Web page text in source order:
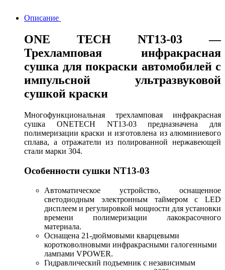
Описание
ONE TECH NT13-03 —
Трехламповая инфракрасная
сушка для покраски автомобилей с
импульсной ультразвуковой
сушкой краски
Многофункциональная трехламповая инфракрасная
сушка ONETECH NT13-03 предназначена для
полимеризации краски и изготовлена из алюминиевого
сплава, а отражатели из полированной нержавеющей
стали марки 304.
Особенности сушки NT13-03
Автоматическое устройство, оснащенное
светодиодным электронным таймером с LED
дисплеем и регулировкой мощности для установки
времени полимеризации лакокрасочного
материала.
Оснащена 21-дюймовыми кварцевыми
коротковолновыми инфракрасными галогенными
лампами VPOWER.
Гидравлический подъемник с независимым